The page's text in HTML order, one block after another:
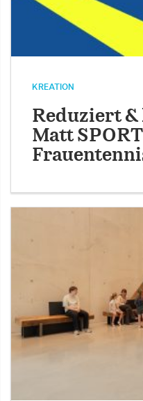
KREATION
Reduziert &
Matt